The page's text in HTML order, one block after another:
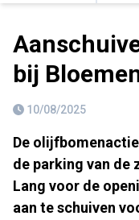
bij
10/08/2025
De
de parking van de
Lang voor de
aan te schuiven